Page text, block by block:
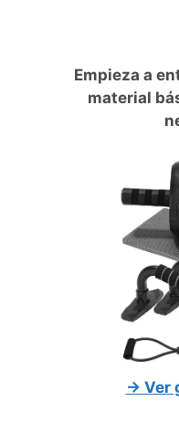
Empieza a
material
→ Ver